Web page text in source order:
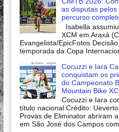
as disputas
percurso
Isabella
XCM em Araxá
Evangelista/EpicFotos
temporada da Copa
Cocuzzi e Iara
conquistam os
do Campeonato
Mountain Bike
Cocuzzi e Iara
título nacional Crédito:
Provas de Eliminator abriram
em São José dos Campos